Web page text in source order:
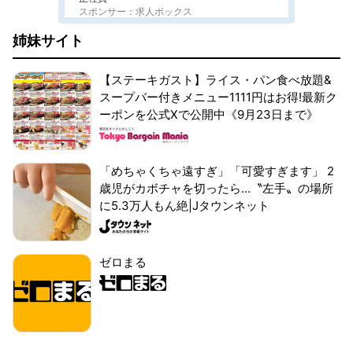
スポンサー：求人ボックス
姉妹サイト
【ステーキガスト】ライス・パン食べ放題&
スープバー付きメニュー1111円はお得!最新ク
ーポンを公式Xで公開中《9月23日まで》
「めちゃくちゃ遠すぎ」「可愛すぎます」 2
歳児がカボチャを切ったら...〝左手〟の場所
に5.3万人もん絶|Jタウンネット
ゼロまる